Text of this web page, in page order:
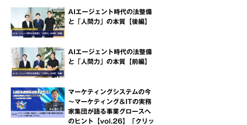
AIエージェント時代の法整備
と「人間力」の本質【後編】
AIエージェント時代の法整備
と「人間力」の本質【前編】
マーケティングシステムの今
～マーケティング＆ITの実務
家集団が語る事業グロースへ
のヒント【vol.26】「クリッ